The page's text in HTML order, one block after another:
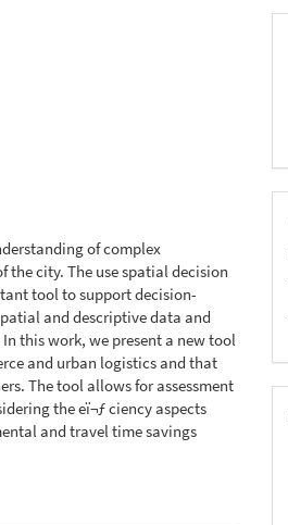
of complex
the city. The use spatial decision
tool to support decision-
and descriptive data and
this work, we present a new tool
and urban logistics and that
The tool allows for assessment
the eï¬ƒ ciency aspects
and travel time savings